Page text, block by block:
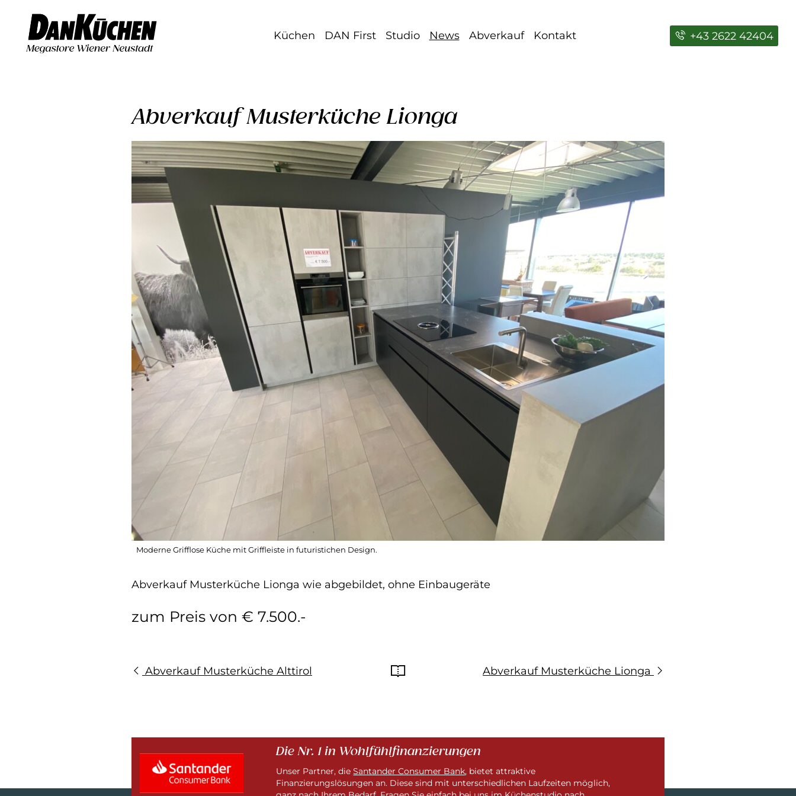
Küchen DAN First Studio News Abverkauf Kontakt +43 2622 42404
Abverkauf Musterküche Lionga
Moderne Grifflose Küche mit Griffleiste in futuristichen Design.
Abverkauf Musterküche Lionga wie abgebildet, ohne Einbaugeräte
zum Preis von € 7.500.-
Abverkauf Musterküche Alttirol Abverkauf Musterküche Lionga
Die Nr. 1 in Wohlfühlfinanzierungen
Unser Partner, dieSantander Consumer Bank, bietet attraktive
Finanzierungslösungen an. Diese sind mit unterschiedlichen Laufzeiten möglich,